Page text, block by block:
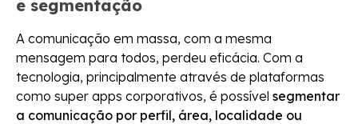
e segmentação
A comunicação em massa, com a mesma
mensagem para todos, perdeu eficácia. Com a
tecnologia, principalmente através de plataformas
como super apps corporativos, é possível segmentar
a comunicação por perfil, área, localidade ou